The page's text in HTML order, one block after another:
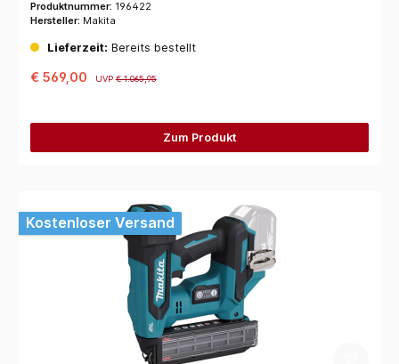
Produktnummer: 196422
Hersteller: Makita
Lieferzeit: Bereits bestellt
€ 569,00 UVP€ 1.065,95
Zum Produkt
Kostenloser Versand